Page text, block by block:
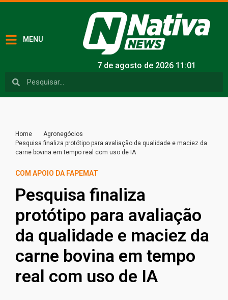
MENU
7 de agosto de 2026 11:01
Home
Agronegócios
Pesquisa finaliza protótipo para avaliação da qualidade e maciez da
carne bovina em tempo real com uso de IA
COM APOIO DA FAPEMAT
Pesquisa finaliza
protótipo para avaliação
da qualidade e maciez da
carne bovina em tempo
real com uso de IA